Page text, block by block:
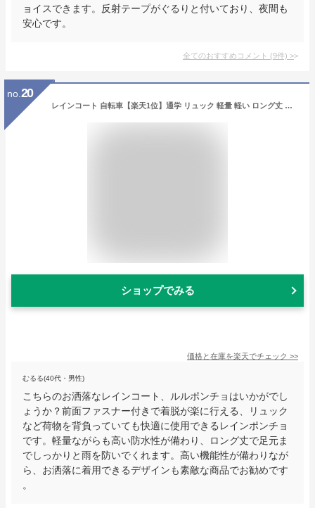
ョイスできます。反射テープがぐるりと付いており、夜間も
安心です。
全てのおすすめコメント (9件) >
no. 20
レインコート 自転車【楽天1位】通学 リュック 軽量 軽い ロング丈 袖あり レインポンチョ レディース メンズ 前開き ファスナー ポンチョ おしゃれ かわいい 人気 大きいサイズ カッパ バイク 原付 ランキング1位獲得 防水 撥水 メール便 送料無料
ショップでみる
価格と在庫を楽天でチェック >>
むるる(40代・男性)
こちらのお洒落なレインコート、ルルポンチョはいかがでし
ょうか？前面ファスナー付きで着脱が楽に行える、リュック
など荷物を背負っていても快適に使用できるレインポンチョ
です。軽量ながらも高い防水性が備わり、ロング丈で足元ま
でしっかりと雨を防いでくれます。高い機能性が備わりなが
ら、お洒落に着用できるデザインも素敵な商品でお勧めです
。